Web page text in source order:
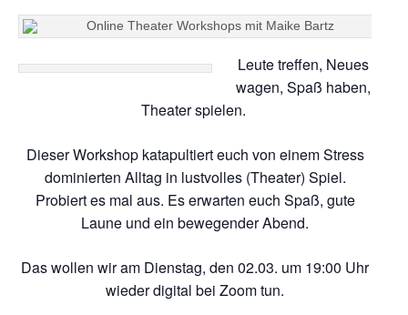
Leute treffen, Neues
wagen, Spaß haben,
Theater spielen.
Dieser Workshop katapultiert euch von einem Stress
dominierten Alltag in lustvolles (Theater) Spiel.
Probiert es mal aus. Es erwarten euch Spaß, gute
Laune und ein bewegender Abend.
Das wollen wir am Dienstag, den 02.03. um 19:00 Uhr
wieder digital bei Zoom tun.